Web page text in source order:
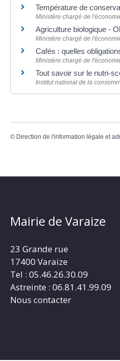
Température de
Ministère chargé de
Agriculture biologique -
Ministère chargé de
Cafés : quelles
Ministère chargé de
Tout savoir sur le nutri-
Institut national de la
© Direction de l'information légale et
Mairie de Varaize
23 Grande rue
17400 Varaize
Tel : 05.46.26.30.09
Astreinte : 06.81.41.99.09
Nous contacter